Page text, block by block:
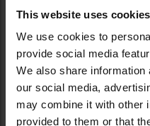
This website uses cookies
We use cookies to
provide social media
We also share
our social media,
may combine it with other
provided to them or that
Kolor główny
Uchwyt transportowy
Gąbka
Zamknięcie